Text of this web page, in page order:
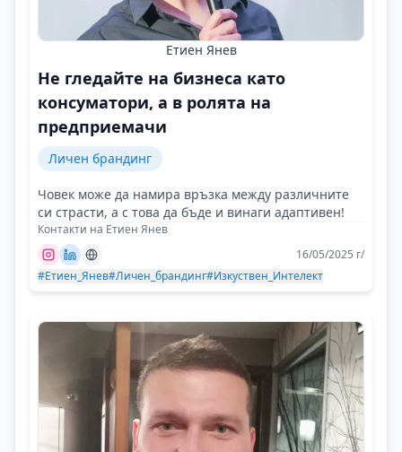
Етиен Янев
Не гледайте на бизнеса като
консуматори, а в ролята на
предприемачи
Личен брандинг
Човек може да намира връзка между различните
си страсти, а с това да бъде и винаги адаптивен!
Контакти на Етиен Янев
16/05/2025 г/
#Етиен_Янев#Личен_брандинг#Изкуствен_Интелект